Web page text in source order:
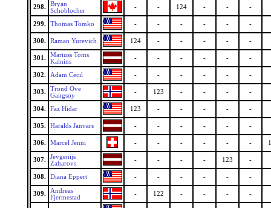
298.
Bryan
Schoblocher
- - 124 - - -
299. Thomas Tomko - - - - - -
300. Raman Yurevich 124 - - - - -
301.
Mariuss Toms
Kalnins
- - - - - -
302. Adam Cecil - - - - - -
303.
Trond Ove
Gangsoy
- 123 - - - -
304. Faz Hidar 123 - - - - -
305. Haralds Janvars - - - - - -
306. Marcel Jenni - - - - - -
307.
Jevgenijs
Zaharovs
- - - - 123 -
308. Diana Eppert - - - - - -
309.
Andreas
Fjermestad
- 122 - - - -